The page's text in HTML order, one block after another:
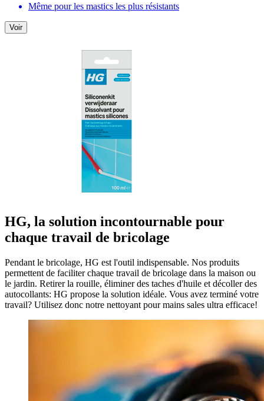
Même pour les mastics les plus résistants
Voir
HG, la solution incontournable pour
chaque travail de bricolage
Pendant le bricolage, HG est l'outil indispensable. Nos produits
permettent de faciliter chaque travail de bricolage dans la maison ou
le jardin. Retirer la rouille, éliminer des taches d'huile et décoller des
autocollants: HG propose la solution idéale. Vous avez terminé votre
travail? Utilisez donc notre nettoyant pour mains sales ultra efficace!